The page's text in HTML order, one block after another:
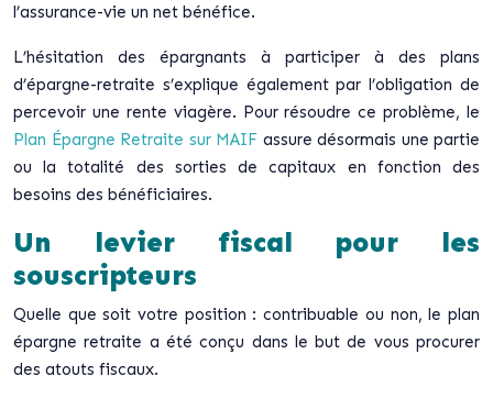
l’assurance-vie un net bénéfice.
L’hésitation des épargnants à participer à des plans
d’épargne-retraite s’explique également par l’obligation de
percevoir une rente viagère. Pour résoudre ce problème, le
Plan Épargne Retraite sur MAIF assure désormais une partie
ou la totalité des sorties de capitaux en fonction des
besoins des bénéficiaires.
Un levier fiscal pour les
souscripteurs
Quelle que soit votre position : contribuable ou non, le plan
épargne retraite a été conçu dans le but de vous procurer
des atouts fiscaux.